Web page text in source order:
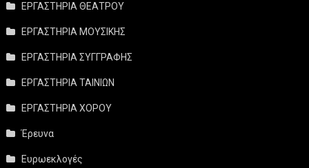
ΕΡΓΑΣΤΗΡΙΑ ΘΕΑΤΡΟΥ
ΕΡΓΑΣΤΗΡΙΑ ΜΟΥΣΙΚΗΣ
ΕΡΓΑΣΤΗΡΙΑ ΣΥΓΓΡΑΦΗΣ
ΕΡΓΑΣΤΗΡΙΑ ΤΑΙΝΙΩΝ
ΕΡΓΑΣΤΗΡΙΑ ΧΟΡΟΥ
Έρευνα
Ευρωεκλογές